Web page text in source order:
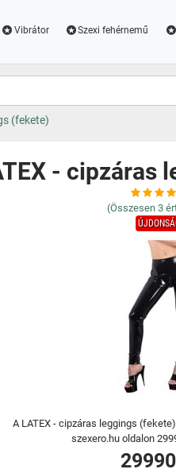
Vibrátor Szexi fehérnemű
(fekete)
- cipzáras
(Összesen 3
A LATEX - cipzáras leggings
szexero.hu oldalon